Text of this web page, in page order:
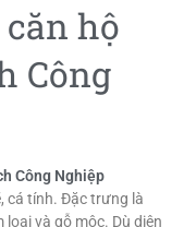
hộ
Công
Công Nghiệp
cá tính. Đặc trưng là
và gỗ mộc. Dù diện